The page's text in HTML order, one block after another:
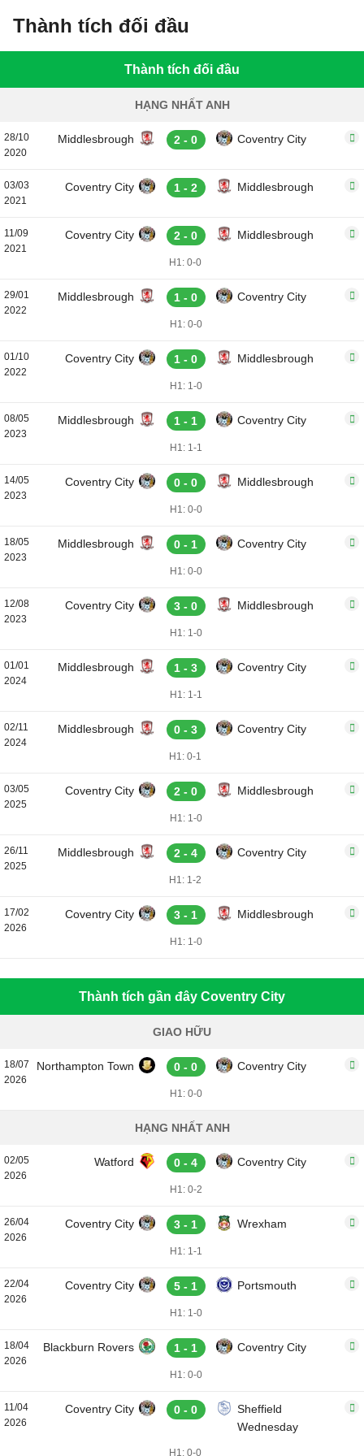
Thành tích đối đầu
Thành tích đối đầu
HẠNG NHẤT ANH
28/10
2020
Middlesbrough 2 - 0 Coventry City
03/03
2021
Coventry City 1 - 2 Middlesbrough
11/09
2021
Coventry City 2 - 0 Middlesbrough
H1: 0-0
29/01
2022
Middlesbrough 1 - 0 Coventry City
H1: 0-0
01/10
2022
Coventry City 1 - 0 Middlesbrough
H1: 1-0
08/05
2023
Middlesbrough 1 - 1 Coventry City
H1: 1-1
14/05
2023
Coventry City 0 - 0 Middlesbrough
H1: 0-0
18/05
2023
Middlesbrough 0 - 1 Coventry City
H1: 0-0
12/08
2023
Coventry City 3 - 0 Middlesbrough
H1: 1-0
01/01
2024
Middlesbrough 1 - 3 Coventry City
H1: 1-1
02/11
2024
Middlesbrough 0 - 3 Coventry City
H1: 0-1
03/05
2025
Coventry City 2 - 0 Middlesbrough
H1: 1-0
26/11
2025
Middlesbrough 2 - 4 Coventry City
H1: 1-2
17/02
2026
Coventry City 3 - 1 Middlesbrough
H1: 1-0
Thành tích gần đây Coventry City
GIAO HỮU
18/07
2026
Northampton Town 0 - 0 Coventry City
H1: 0-0
HẠNG NHẤT ANH
02/05
2026
Watford 0 - 4 Coventry City
H1: 0-2
26/04
2026
Coventry City 3 - 1 Wrexham
H1: 1-1
22/04
2026
Coventry City 5 - 1 Portsmouth
H1: 1-0
18/04
2026
Blackburn Rovers 1 - 1 Coventry City
H1: 0-0
11/04
2026
Coventry City 0 - 0
Sheffield
Wednesday
H1: 0-0